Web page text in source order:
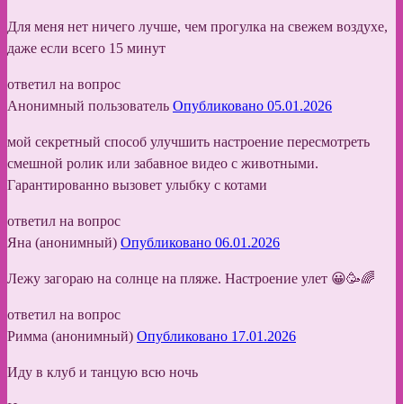
Для меня нет ничего лучше, чем прогулка на свежем воздухе,
даже если всего 15 минут
ответил на вопрос
Анонимный пользователь Опубликовано 05.01.2026
мой секретный способ улучшить настроение пересмотреть
смешной ролик или забавное видео с животными.
Гарантированно вызовет улыбку с котами
ответил на вопрос
Яна (анонимный) Опубликовано 06.01.2026
Лежу загораю на солнце на пляже. Настроение улет 😀🥳🌈
ответил на вопрос
Римма (анонимный) Опубликовано 17.01.2026
Иду в клуб и танцую всю ночь